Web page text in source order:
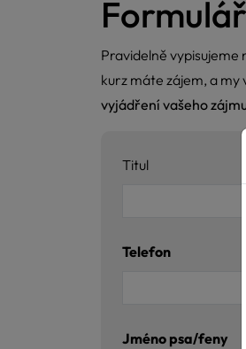
Pravidelně vypisujeme
kurz máte zájem, a
vyjádření vašeho
Titul
Telefon
Jméno psa/feny